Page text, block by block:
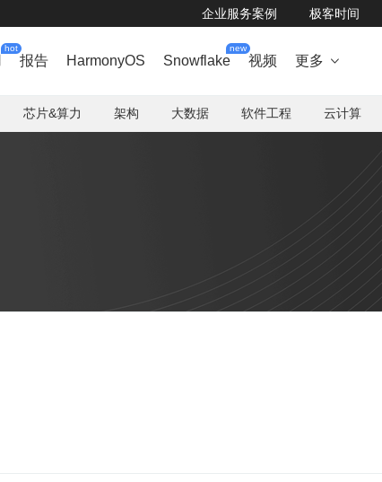
企业服务案例 极客时间
hot
报告 HarmonyOS Snowflake
new
视频 更多 
芯片&算力 架构 大数据 软件工程 云计算